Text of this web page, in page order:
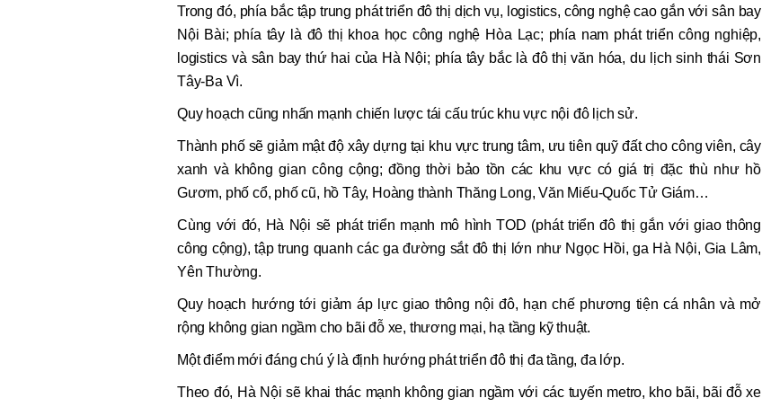
Trong đó, phía bắc tập trung phát triển đô thị dịch vụ, logistics, công nghệ cao gắn với sân bay
Nội Bài; phía tây là đô thị khoa học công nghệ Hòa Lạc; phía nam phát triển công nghiệp,
logistics và sân bay thứ hai của Hà Nội; phía tây bắc là đô thị văn hóa, du lịch sinh thái Sơn
Tây-Ba Vì.
Quy hoạch cũng nhấn mạnh chiến lược tái cấu trúc khu vực nội đô lịch sử.
Thành phố sẽ giảm mật độ xây dựng tại khu vực trung tâm, ưu tiên quỹ đất cho công viên, cây
xanh và không gian công cộng; đồng thời bảo tồn các khu vực có giá trị đặc thù như hồ
Gươm, phố cổ, phố cũ, hồ Tây, Hoàng thành Thăng Long, Văn Miếu-Quốc Tử Giám…
Cùng với đó, Hà Nội sẽ phát triển mạnh mô hình TOD (phát triển đô thị gắn với giao thông
công cộng), tập trung quanh các ga đường sắt đô thị lớn như Ngọc Hồi, ga Hà Nội, Gia Lâm,
Yên Thường.
Quy hoạch hướng tới giảm áp lực giao thông nội đô, hạn chế phương tiện cá nhân và mở
rộng không gian ngầm cho bãi đỗ xe, thương mại, hạ tầng kỹ thuật.
Một điểm mới đáng chú ý là định hướng phát triển đô thị đa tầng, đa lớp.
Theo đó, Hà Nội sẽ khai thác mạnh không gian ngầm với các tuyến metro, kho bãi, bãi đỗ xe